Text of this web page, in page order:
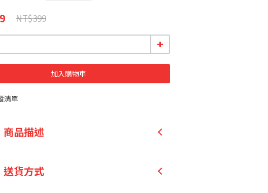
NT$399
加入購物車
清單
商品描述
利薑黃萃取物」含有珍貴薑黃素，滋補強
有元氣，人生好彩色。
送貨方式